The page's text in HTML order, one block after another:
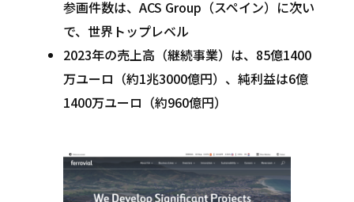
参画件数は、ACS Group（スペイン）に次い
で、世界トップレベル
2023年の売上高（継続事業）は、85億1400
万ユーロ（約1兆3000億円）、純利益は6億
1400万ユーロ（約960億円）